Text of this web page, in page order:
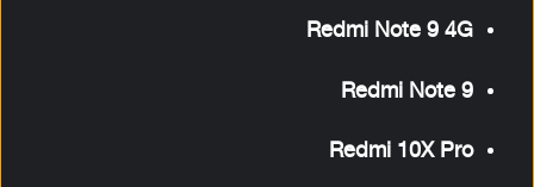
Redmi Note 9 4G
Redmi Note 9
Redmi 10X Pro